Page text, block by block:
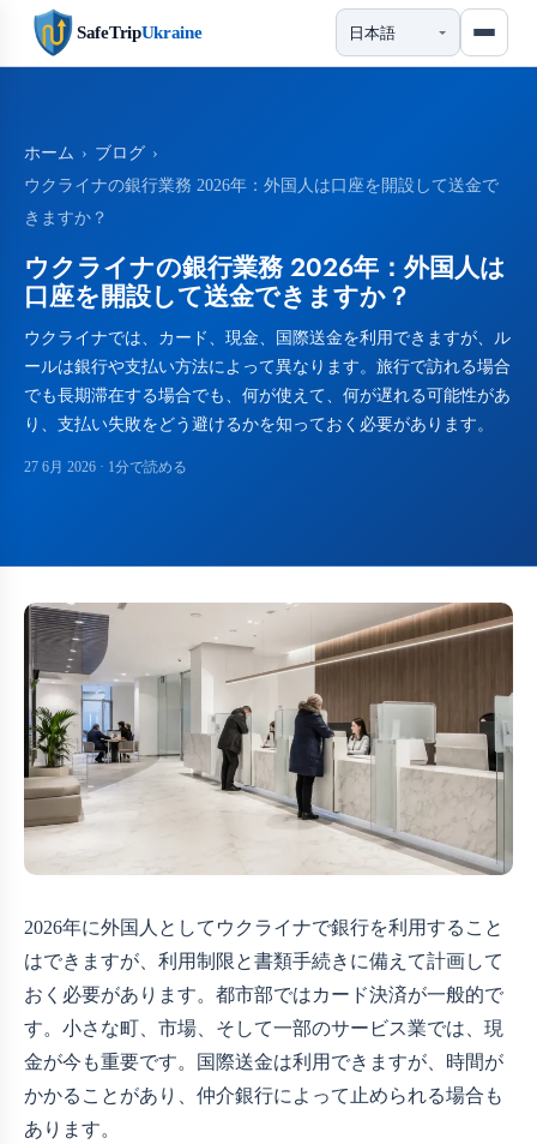
SafeTripUkraine
ホーム › ブログ ›
ウクライナの銀行業務 2026年：外国人は口座を開設して送金で
きますか？
ウクライナの銀行業務 2026年：外国人は
口座を開設して送金できますか？
ウクライナでは、カード、現金、国際送金を利用できますが、ル
ールは銀行や支払い方法によって異なります。旅行で訪れる場合
でも長期滞在する場合でも、何が使えて、何が遅れる可能性があ
り、支払い失敗をどう避けるかを知っておく必要があります。
27 6月 2026 · 1分で読める
2026年に外国人としてウクライナで銀行を利用すること
はできますが、利用制限と書類手続きに備えて計画して
おく必要があります。都市部ではカード決済が一般的で
す。小さな町、市場、そして一部のサービス業では、現
金が今も重要です。国際送金は利用できますが、時間が
かかることがあり、仲介銀行によって止められる場合も
あります。